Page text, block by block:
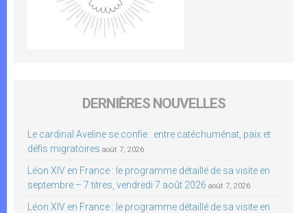
DERNIÈRES NOUVELLES
Le cardinal Aveline se confie : entre catéchuménat, paix et
défis migratoires août 7, 2026
Léon XIV en France : le programme détaillé de sa visite en
septembre – 7 titres, vendredi 7 août 2026 août 7, 2026
Léon XIV en France : le programme détaillé de sa visite en